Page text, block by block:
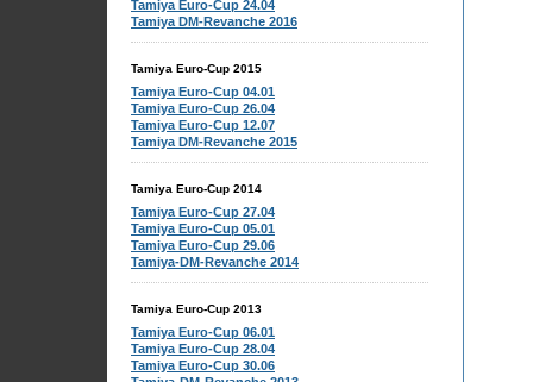
Tamiya Euro-Cup 24.04
Tamiya DM-Revanche 2016
Tamiya Euro-Cup 2015
Tamiya Euro-Cup 04.01
Tamiya Euro-Cup 26.04
Tamiya Euro-Cup 12.07
Tamiya DM-Revanche 2015
Tamiya Euro-Cup 2014
Tamiya Euro-Cup 27.04
Tamiya Euro-Cup 05.01
Tamiya Euro-Cup 29.06
Tamiya-DM-Revanche 2014
Tamiya Euro-Cup 2013
Tamiya Euro-Cup 06.01
Tamiya Euro-Cup 28.04
Tamiya Euro-Cup 30.06